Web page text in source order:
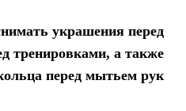
украшения перед
тренировками, а также
перед мытьем рук